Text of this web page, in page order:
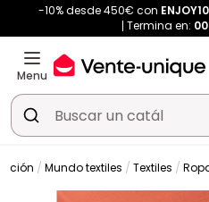
-10% desde 450€ con ENJOY10
Termina en:
Menu
Mundo textiles Textiles